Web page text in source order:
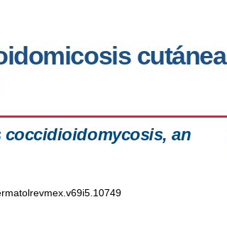
cutánea
coccidioidomycosis, an